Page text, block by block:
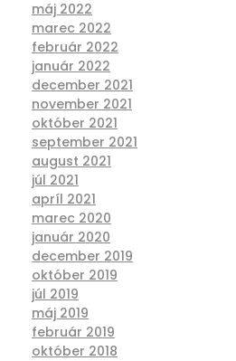
máj 2022
marec 2022
február 2022
január 2022
december 2021
november 2021
október 2021
september 2021
august 2021
júl 2021
apríl 2021
marec 2020
január 2020
december 2019
október 2019
júl 2019
máj 2019
február 2019
október 2018